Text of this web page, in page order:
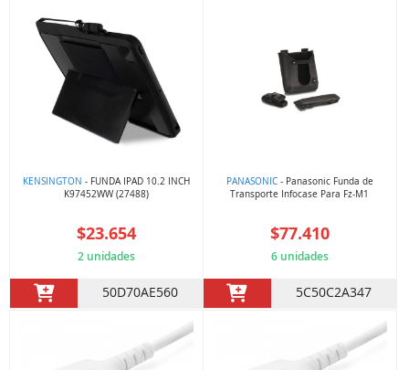
KENSINGTON - FUNDA IPAD 10.2 INCH
K97452WW (27488)
$23.654
2 unidades
50D70AE560
PANASONIC- Panasonic Funda de
Transporte Infocase Para Fz-M1
$77.410
6 unidades
5C50C2A347